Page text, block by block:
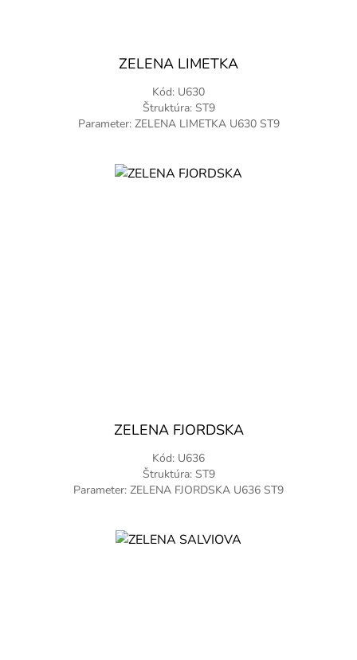
ZELENA LIMETKA
Kód: U630
Štruktúra: ST9
Parameter: ZELENA LIMETKA U630 ST9
ZELENA FJORDSKA
Kód: U636
Štruktúra: ST9
Parameter: ZELENA FJORDSKA U636 ST9